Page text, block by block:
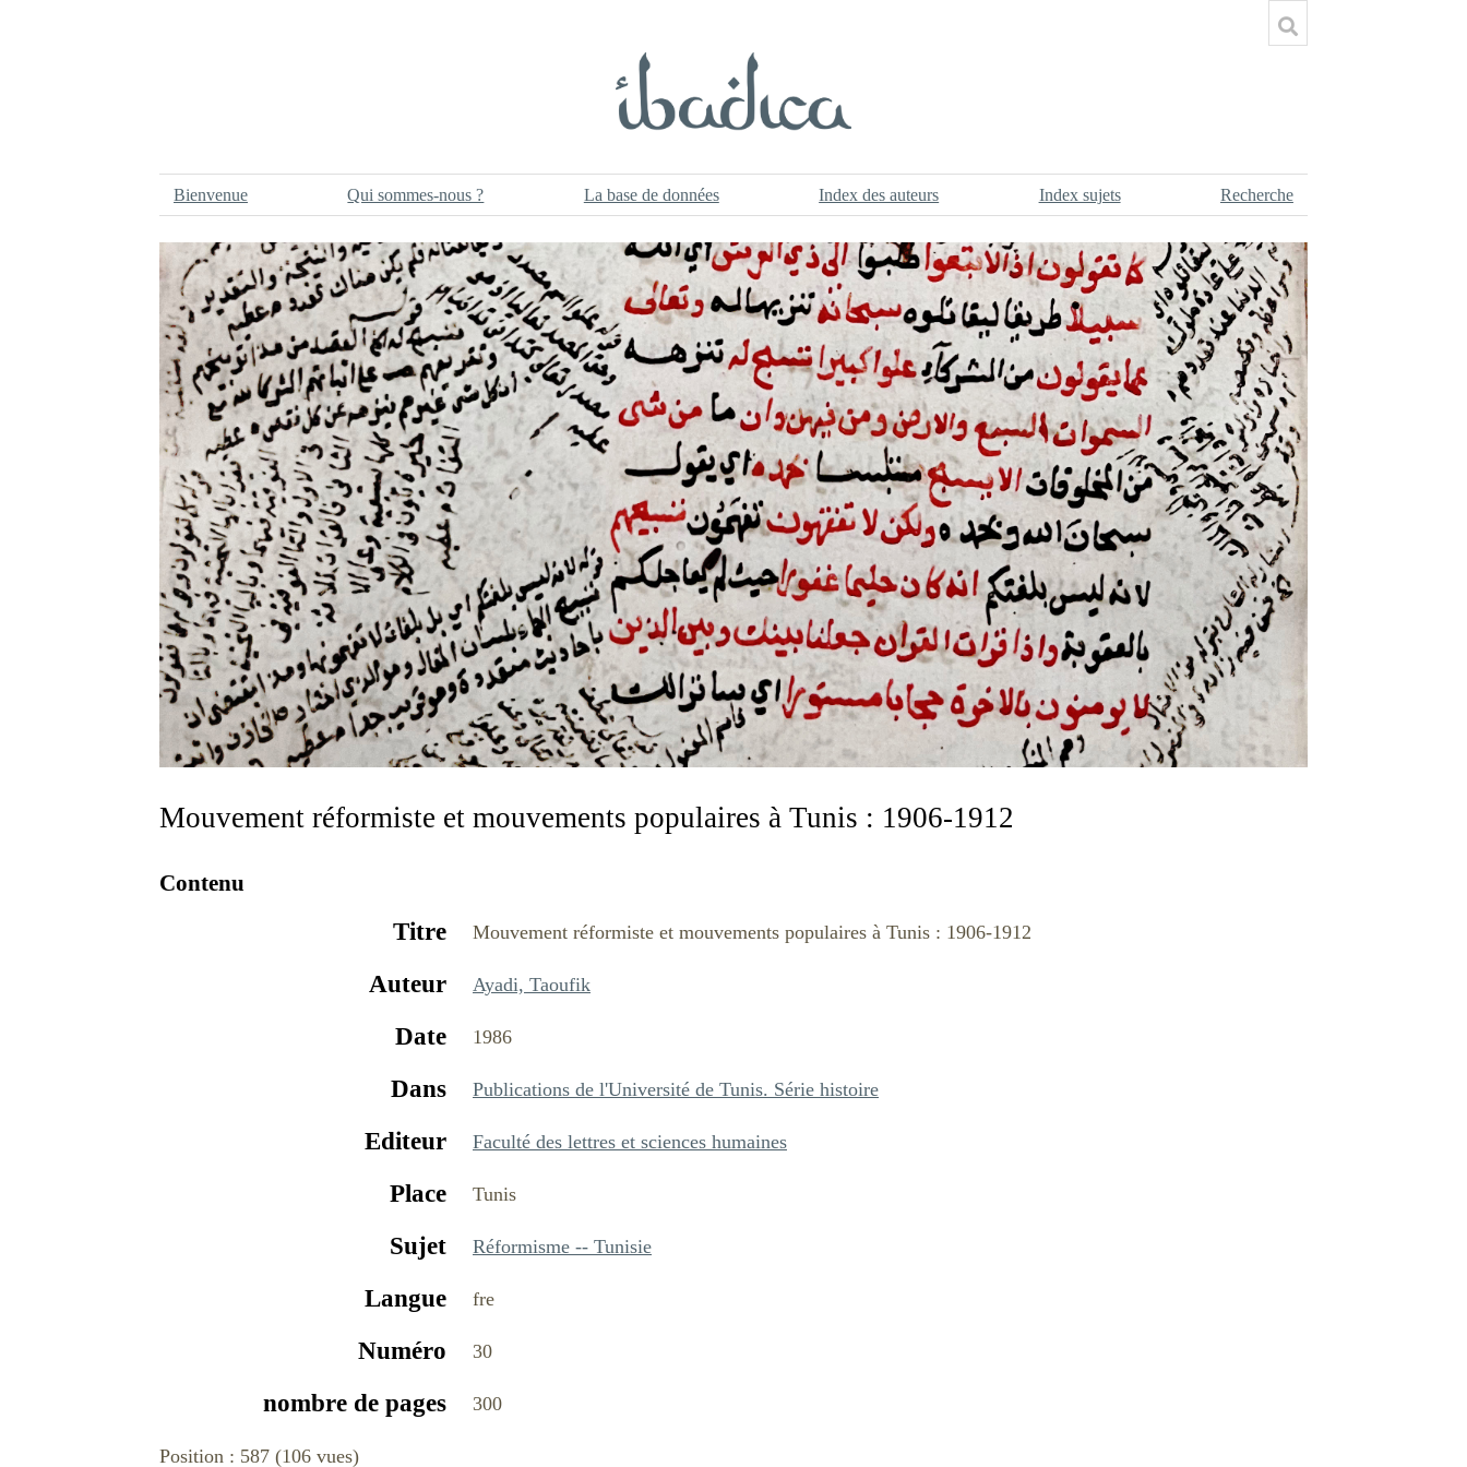
Bienvenue Qui sommes-nous ? La base de données Index des auteurs Index sujets Recherche
Mouvement réformiste et mouvements populaires à Tunis : 1906-1912
Contenu
Titre Mouvement réformiste et mouvements populaires à Tunis : 1906-1912
Auteur Ayadi, Taoufik
Date 1986
Dans Publications de l'Université de Tunis. Série histoire
Editeur Faculté des lettres et sciences humaines
Place Tunis
Sujet Réformisme -- Tunisie
Langue fre
Numéro 30
nombre de pages 300
Position : 587 (106 vues)